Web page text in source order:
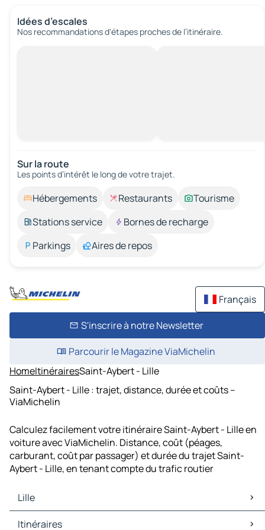
Idées d’escales
Nos recommandations d'étapes proches de l’itinéraire.
Sur la route
Les points d’intérêt le long de votre trajet.
Hébergements Restaurants
Tourisme
Stations service
Bornes de recharge
Parkings
Aires de repos
Français
S'inscrire à notre Newsletter
Parcourir le Magazine ViaMichelin
HomeItinérairesSaint-Aybert - Lille
Saint-Aybert - Lille : trajet, distance, durée et coûts –
ViaMichelin
Calculez facilement votre itinéraire Saint-Aybert - Lille en
voiture avec ViaMichelin. Distance, coût (péages,
carburant, coût par passager) et durée du trajet Saint-
Aybert - Lille, en tenant compte du trafic routier
Lille
Lille Cartes et plans
Itinéraires